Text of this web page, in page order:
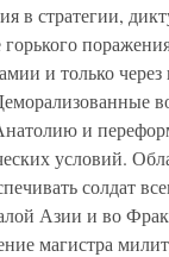
в стратегии,
и только через
и
условий.
солдат
Азии и во
магистра